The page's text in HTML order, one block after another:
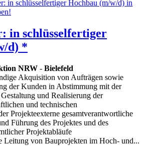
in schlüsselfertiger
d) *
NRW - Bielefeld
Akquisition von Aufträgen sowie
der Kunden in Abstimmung mit der
und Realisierung der
und technischen
Projekteexterne gesamtverantwortliche
Führung des Projektes und des
Projektabläufe
Leitung von Bauprojekten im Hoch- und...